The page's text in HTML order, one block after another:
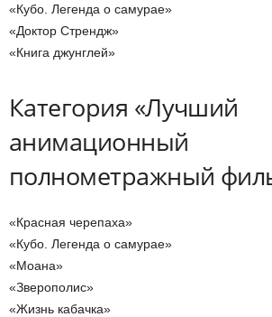
«Кубо. Легенда о самурае»
«Доктор Стрендж»
«Книга джунглей»
Категория «Лучший
анимационный
полнометражный
«Красная черепаха»
«Кубо. Легенда о самурае»
«Моана»
«Зверополис»
«Жизнь кабачка»